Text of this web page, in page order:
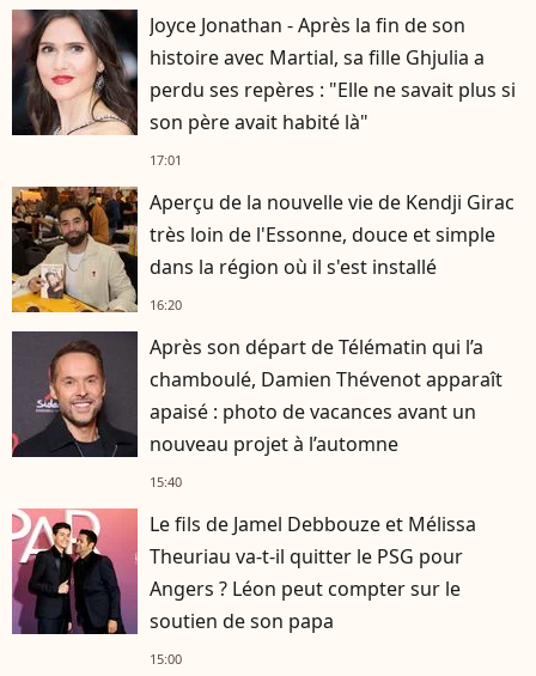
Joyce Jonathan - Après la fin de son
histoire avec Martial, sa fille Ghjulia a
perdu ses repères : "Elle ne savait plus si
son père avait habité là"
17:01
Aperçu de la nouvelle vie de Kendji Girac
très loin de l'Essonne, douce et simple
dans la région où il s'est installé
16:20
Après son départ de Télématin qui l’a
chamboulé, Damien Thévenot apparaît
apaisé : photo de vacances avant un
nouveau projet à l’automne
15:40
Le fils de Jamel Debbouze et Mélissa
Theuriau va-t-il quitter le PSG pour
Angers ? Léon peut compter sur le
soutien de son papa
15:00